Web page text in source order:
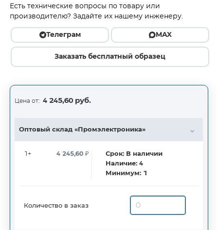
Есть технические вопросы по товару или
производителю? Задайте их нашему инженеру.
Телеграм MAX
Заказать бесплатный образец
Цена от: 4 245,60 руб.
Оптовый склад «Промэлектроника»
1+ 4 245,60₽ Срок: В наличии
Наличие:4
Минимум: 1
Количество в заказ